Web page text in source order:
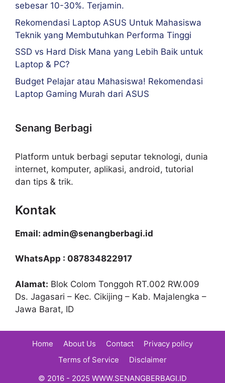
sebesar 10-30%. Terjamin.
Rekomendasi Laptop ASUS Untuk Mahasiswa
Teknik yang Membutuhkan Performa Tinggi
SSD vs Hard Disk Mana yang Lebih Baik untuk
Laptop & PC?
Budget Pelajar atau Mahasiswa! Rekomendasi
Laptop Gaming Murah dari ASUS
Senang Berbagi
Platform untuk berbagi seputar teknologi, dunia
internet, komputer, aplikasi, android, tutorial
dan tips & trik.
Kontak
Email: admin@senangberbagi.id
WhatsApp : 087834822917
Alamat: Blok Colom Tonggoh RT.002 RW.009
Ds. Jagasari – Kec. Cikijing – Kab. Majalengka –
Jawa Barat, ID
Home About Us Contact
Privacy policy
Terms of Service
Disclaimer
© 2016 - 2025 WWW.SENANGBERBAGI.ID